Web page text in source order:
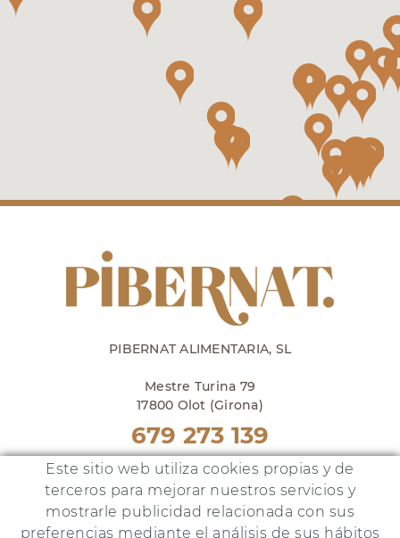
PIBERNAT ALIMENTARIA, SL
Mestre Turina 79
17800 Olot (Girona)
679 273 139
Punto venta en Olot
lunes a viernes de 10h a 18h
y sábados de 10h a 14h
Este sitio web utiliza cookies propias y de
terceros para mejorar nuestros servicios y
mostrarle publicidad relacionada con sus
preferencias mediante el análisis de sus hábitos